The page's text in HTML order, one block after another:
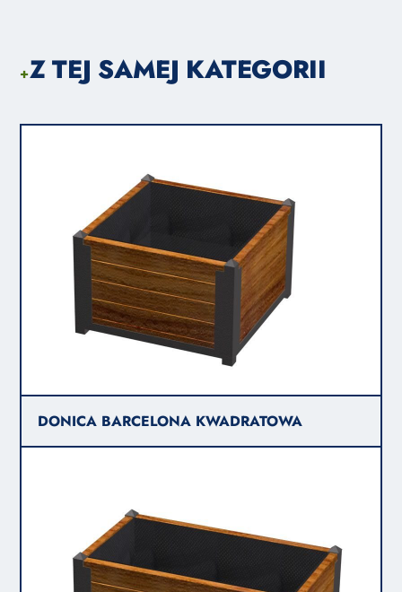
+Z TEJ SAMEJ KATEGORII
DONICA BARCELONA KWADRATOWA